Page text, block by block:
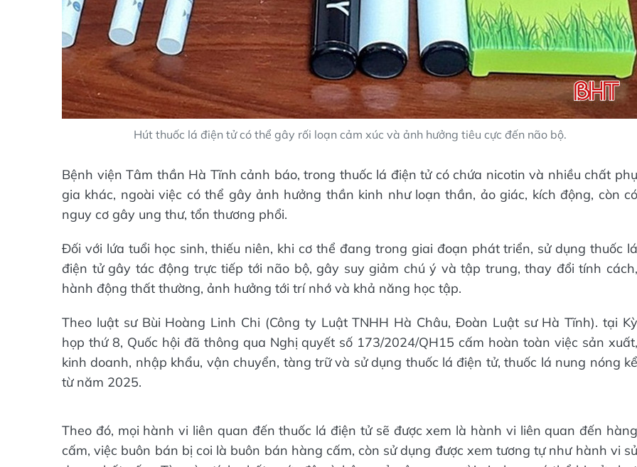
Hút thuốc lá điện tử có thể gây rối loạn cảm xúc và ảnh hưởng tiêu cực đến não bộ.
Bệnh viện Tâm thần Hà Tĩnh cảnh báo, trong thuốc lá điện tử có chứa nicotin và nhiều chất phụ
gia khác, ngoài việc có thể gây ảnh hưởng thần kinh như loạn thần, ảo giác, kích động, còn có
nguy cơ gây ung thư, tổn thương phổi.
Đối với lứa tuổi học sinh, thiếu niên, khi cơ thể đang trong giai đoạn phát triển, sử dụng thuốc lá
điện tử gây tác động trực tiếp tới não bộ, gây suy giảm chú ý và tập trung, thay đổi tính cách,
hành động thất thường, ảnh hưởng tới trí nhớ và khả năng học tập.
Theo luật sư Bùi Hoàng Linh Chi (Công ty Luật TNHH Hà Châu, Đoàn Luật sư Hà Tĩnh). tại Kỳ
họp thứ 8, Quốc hội đã thông qua Nghị quyết số 173/2024/QH15 cấm hoàn toàn việc sản xuất,
kinh doanh, nhập khẩu, vận chuyển, tàng trữ và sử dụng thuốc lá điện tử, thuốc lá nung nóng kể
từ năm 2025.
Theo đó, mọi hành vi liên quan đến thuốc lá điện tử sẽ được xem là hành vi liên quan đến hàng
cấm, việc buôn bán bị coi là buôn bán hàng cấm, còn sử dụng được xem tương tự như hành vi sử